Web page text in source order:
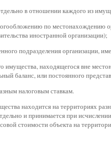
в отношении каждого из
по местонахождению
иностранной организации);
подразделения организации,
имущества, находящегося вне
баланс, или постоянного
налоговым ставкам.
находится на территориях
и принимается при
стоимости объекта на